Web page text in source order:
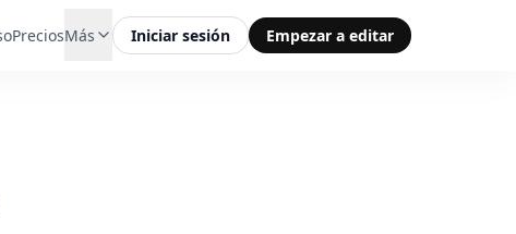
PreciosMás Iniciar sesión Empezar a editar